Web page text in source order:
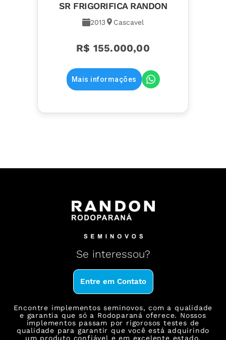
SR FRIGORIFICA RANDON
2013 Cascavel
R$ 155.000,00
Mais informações
Se interessou?
Entre em Contato
Encontre implementos seminovos, com a qualidade
e garantia que só a Rodoparaná oferece. Nossos
implementos passam por rigorosos testes de
qualidade para garantir que você está adquirindo
um produto confiável e em excelente estado.